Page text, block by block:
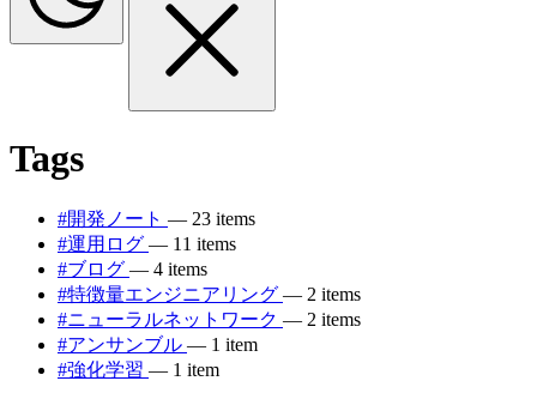
Tags
#開発ノート — 23 items
#運用ログ — 11 items
#ブログ — 4 items
#特徴量エンジニアリング — 2 items
#ニューラルネットワーク — 2 items
#アンサンブル — 1 item
#強化学習 — 1 item